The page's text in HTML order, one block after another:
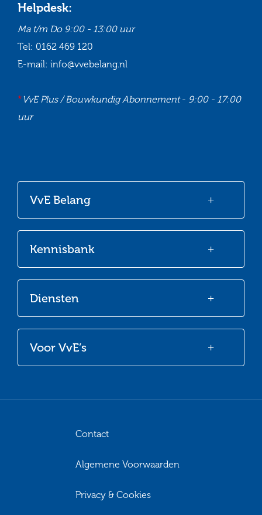
Voor VvE’s
Diensten
Kennisbank
VvE Belang
Helpdesk:
Ma t/m Do 9:00 - 13:00 uur
Tel: 0162 469 120
E-mail: info@vvebelang.nl
*VvE Plus / Bouwkundig Abonnement- 9:00 - 17:00
uur
Facebook
Contact
Algemene Voorwaarden
Privacy & Cookies